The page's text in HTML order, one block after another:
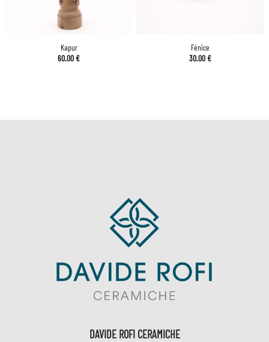
Kapur
60.00€
Fénice
30.00€
DAVIDE ROFI CERAMICHE